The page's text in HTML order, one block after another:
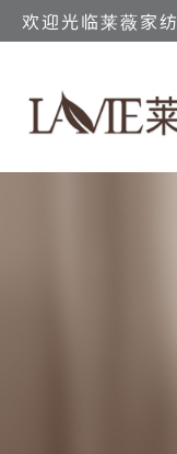
欢迎光临莱薇家